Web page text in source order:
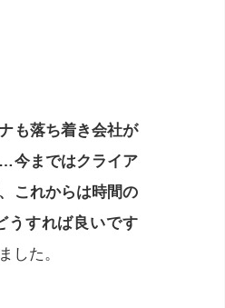
も落ち着き会社が
今まではクライア
これからは時間の
うすれば良いです
した。